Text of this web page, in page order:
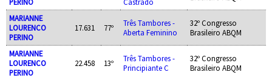
MARIANNE
LOURENCO
PERINO
17.631 77º
Três Tambores -
Aberta Feminino
32º Congresso
Brasileiro ABQM
MARIANNE
LOURENCO
PERINO
22.458 13º
Três Tambores -
Principiante C
32º Congresso
Brasileiro ABQM